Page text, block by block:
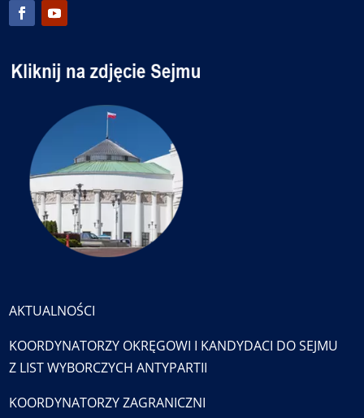
AKTUALNOŚCI
KOORDYNATORZY OKRĘGOWI I KANDYDACI DO SEJMU
Z LIST WYBORCZYCH ANTYPARTII
KOORDYNATORZY ZAGRANICZNI